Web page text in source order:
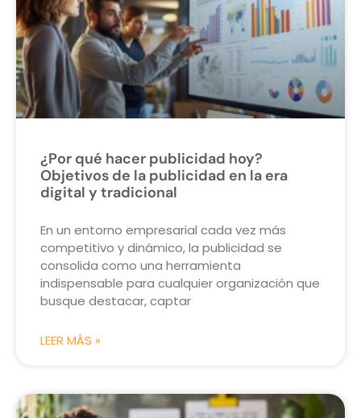
¿Por qué hacer publicidad hoy?
Objetivos de la publicidad en la era
digital y tradicional
En un entorno empresarial cada vez más
competitivo y dinámico, la publicidad se
consolida como una herramienta
indispensable para cualquier organización que
busque destacar, captar
LEER MÁS »